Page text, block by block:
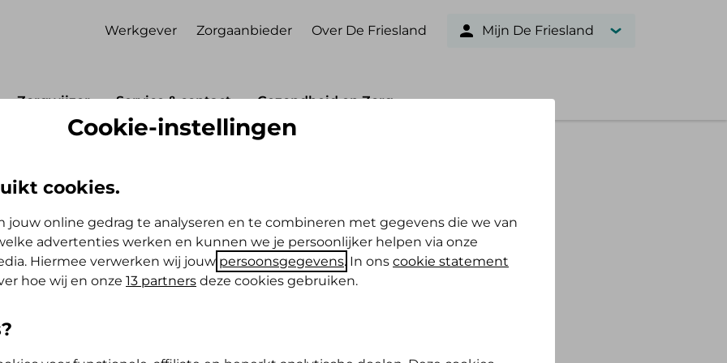
Werkgever Zorgaanbieder Over De Friesland Mijn De Friesland
Zorgwijzer Service & contact Gezondheid en Zorg
Goede administratie voor pgb
En is er een bewaarplicht?
te controleren. Het is daarom heel
minimaal 5 jaar te bewaren:
Cookie-instellingen
cookies.
jouw online gedrag te analyseren en te combineren met gegevens die we van
advertenties werken en kunnen we je persoonlijker helpen via onze
Hiermee verwerken wij jouw persoonsgegevens. In ons cookie statement
hoe wij en onze 13 partners deze cookies gebruiken.